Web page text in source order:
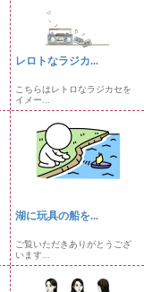
レロトなラジカ...
こちらはレトロなラジカセを
イメー...
湖に玩具の船を...
ご覧いただきありがとうござ
います...